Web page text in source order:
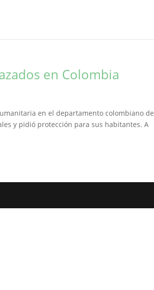
en Colombia
en el departamento colombiano de
y pidió protección para sus habitantes. A